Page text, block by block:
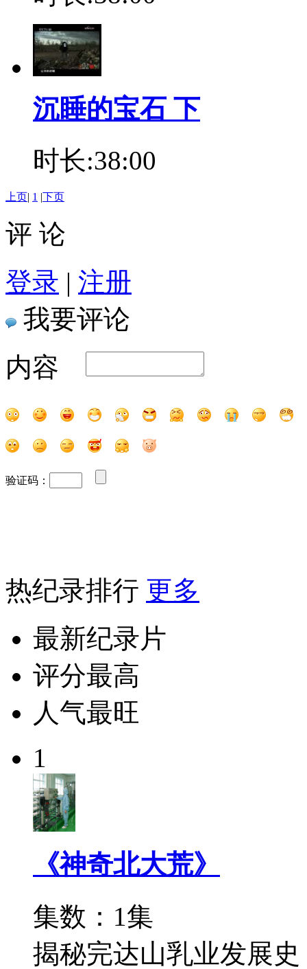
沉睡的宝石 下
时长:38:00
上页| 1 |下页
评 论
登录 | 注册
我要评论
内容
验证码：
热纪录排行 更多
最新纪录片
评分最高
人气最旺
1
《神奇北大荒》
集数：1集
揭秘完达山乳业发展史